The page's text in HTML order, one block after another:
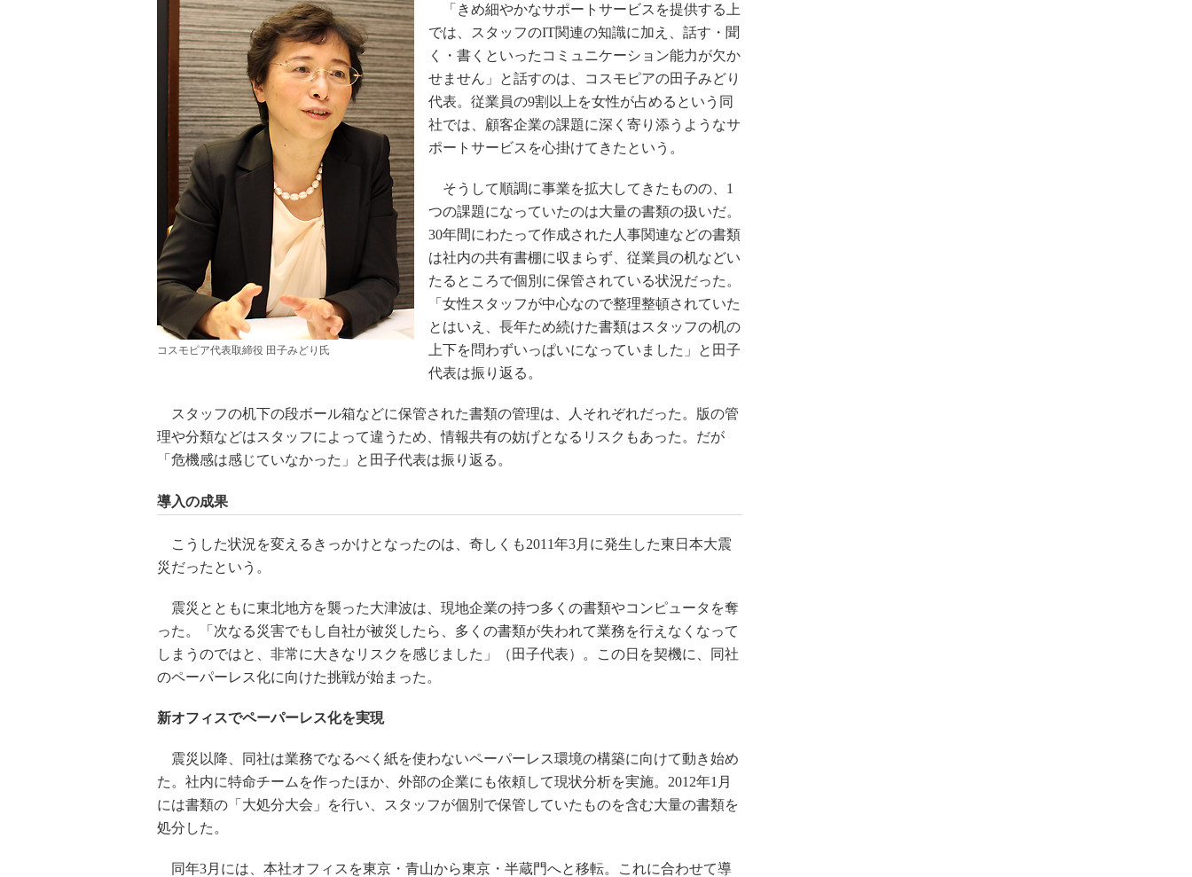
コスモピア代表取締役 田子みどり氏
「きめ細やかなサポートサービスを提供する上
では、スタッフのIT関連の知識に加え、話す・聞
く・書くといったコミュニケーション能力が欠か
せません」と話すのは、コスモピアの田子みどり
代表。従業員の9割以上を女性が占めるという同
社では、顧客企業の課題に深く寄り添うようなサ
ポートサービスを心掛けてきたという。
そうして順調に事業を拡大してきたものの、1
つの課題になっていたのは大量の書類の扱いだ。
30年間にわたって作成された人事関連などの書類
は社内の共有書棚に収まらず、従業員の机などい
たるところで個別に保管されている状況だった。
「女性スタッフが中心なので整理整頓されていた
とはいえ、長年ため続けた書類はスタッフの机の
上下を問わずいっぱいになっていました」と田子
代表は振り返る。
スタッフの机下の段ボール箱などに保管された書類の管理は、人それぞれだった。版の管
理や分類などはスタッフによって違うため、情報共有の妨げとなるリスクもあった。だが
「危機感は感じていなかった」と田子代表は振り返る。
導入の成果
こうした状況を変えるきっかけとなったのは、奇しくも2011年3月に発生した東日本大震
災だったという。
震災とともに東北地方を襲った大津波は、現地企業の持つ多くの書類やコンピュータを奪
った。「次なる災害でもし自社が被災したら、多くの書類が失われて業務を行えなくなって
しまうのではと、非常に大きなリスクを感じました」（田子代表）。この日を契機に、同社
のペーパーレス化に向けた挑戦が始まった。
新オフィスでペーパーレス化を実現
震災以降、同社は業務でなるべく紙を使わないペーパーレス環境の構築に向けて動き始め
た。社内に特命チームを作ったほか、外部の企業にも依頼して現状分析を実施。2012年1月
には書類の「大処分大会」を行い、スタッフが個別で保管していたものを含む大量の書類を
処分した。
同年3月には、本社オフィスを東京・青山から東京・半蔵門へと移転。これに合わせて導